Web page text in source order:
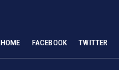
HOME FACEBOOK TWITTER